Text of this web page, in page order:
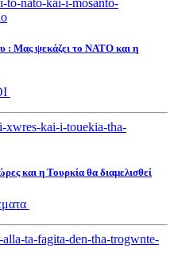
: Μας ψεκάζει το ΝΑΤΟ και η
και η Τουρκία θα διαμελισθεί